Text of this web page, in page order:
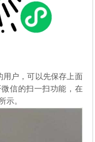
用户，可以先保存上面
信的扫一扫功能，在
示。